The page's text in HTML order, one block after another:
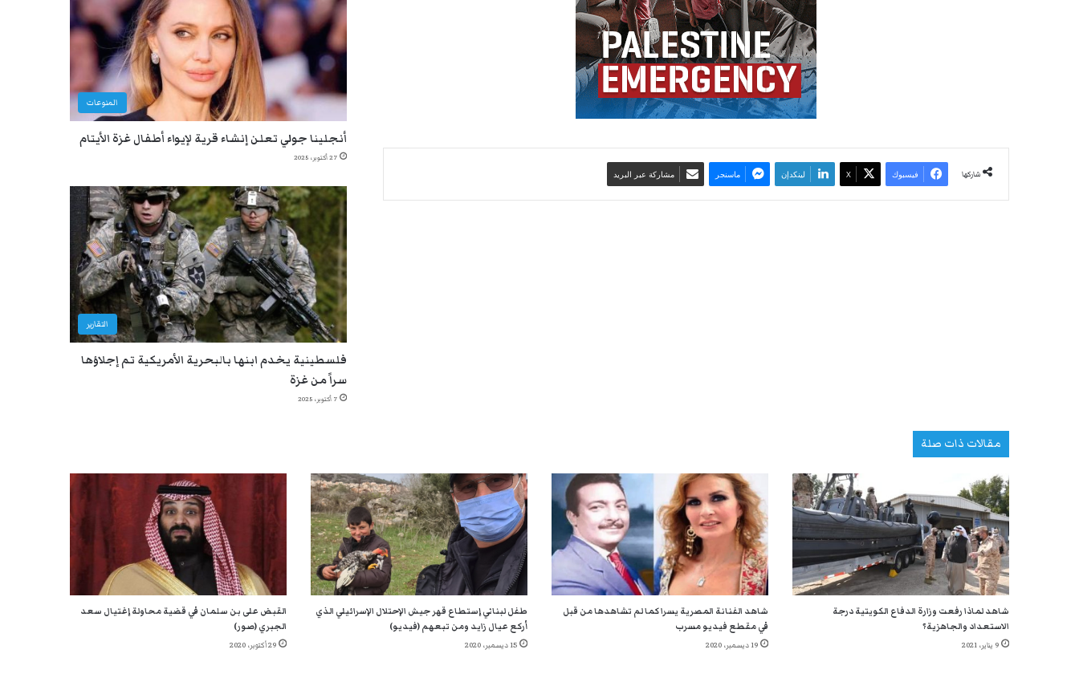
شاركها فيسبوك ‫X لينكدإن ماسنجر مشاركة عبر البريد
المنوعات
أنجلينا جولي تعلن إنشاء قرية لإيواء أطفال غزة الأيتام
27 أكتوبر، 2025
التقارير
فلسطينية يخدم ابنها بالبحرية الأمريكية تم إجلاؤها
سراً من غزة
7 أكتوبر، 2025
مقالات ذات صلة
شاهد لماذا رفعت وزارة الدفاع الكويتية درجة
الاستعداد والجاهزية؟
9 يناير، 2021
شاهد الفنانة المصرية يسرا كما لم تشاهدها من قبل
في مقطع فيديو مسرب
19 ديسمبر، 2020
طفل لبناني إستطاع قهر جيش الإحتلال الإسرائيلي الذي
أركع عيال زايد ومن تبعهم (فيديو)
15 ديسمبر، 2020
القبض على بن سلمان في قضية محاولة إغتيال سعد
الجبري (صور)
29 أكتوبر، 2020